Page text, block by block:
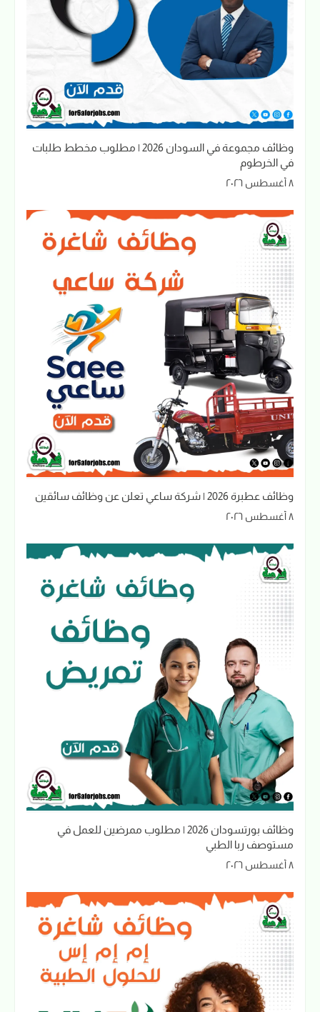
وظائف مجموعة في السودان 2026 | مطلوب مخطط طلبات
في الخرطوم
٨ أغسطس ٢٠٢٦
وظائف عطبرة 2026 | شركة ساعي تعلن عن وظائف سائقين
٨ أغسطس ٢٠٢٦
وظائف بورتسودان 2026 | مطلوب ممرضين للعمل في
مستوصف ربا الطبي
٨ أغسطس ٢٠٢٦